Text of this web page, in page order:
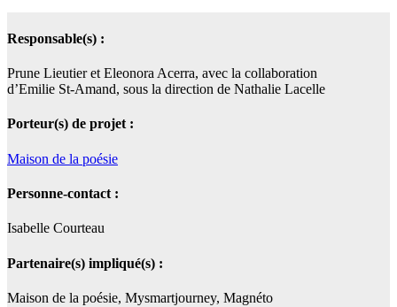
Responsable(s) :
Prune Lieutier et Eleonora Acerra, avec la collaboration
d’Emilie St-Amand, sous la direction de Nathalie Lacelle
Porteur(s) de projet :
Maison de la poésie
Personne-contact :
Isabelle Courteau
Partenaire(s) impliqué(s) :
Maison de la poésie, Mysmartjourney, Magnéto